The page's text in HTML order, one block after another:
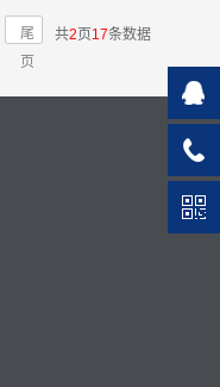
尾
页
共2 页17条数据